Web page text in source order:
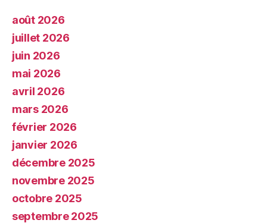
août 2026
juillet 2026
juin 2026
mai 2026
avril 2026
mars 2026
février 2026
janvier 2026
décembre 2025
novembre 2025
octobre 2025
septembre 2025